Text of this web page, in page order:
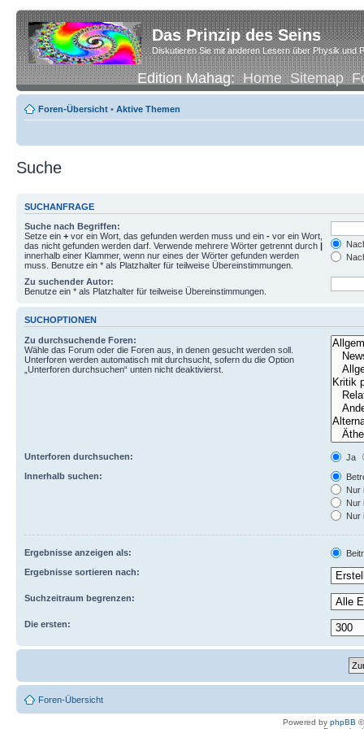
Das Prinzip des Seins
Diskutieren Sie mit anderen Lesern über Physik und
Edition Mahag:Home Sitemap
Foren-Übersicht • Aktive Themen
Suche
SUCHANFRAGE
Suche nach Begriffen:
Setze ein + vor ein Wort, das gefunden werden muss und ein - vor ein Wort,
das nicht gefunden werden darf. Verwende mehrere Wörter getrennt durch |
innerhalb einer Klammer, wenn nur eines der Wörter gefunden werden
muss. Benutze ein * als Platzhalter für teilweise Übereinstimmungen.
Zu suchender Autor:
Benutze ein * als Platzhalter für teilweise Übereinstimmungen.
SUCHOPTIONEN
Zu durchsuchende Foren:
Wähle das Forum oder die Foren aus, in denen gesucht werden soll.
Unterforen werden automatisch mit durchsucht, sofern du die Option
„Unterforen durchsuchen“ unten nicht deaktivierst.
Unterforen durchsuchen:
Ja
Innerhalb suchen:
Nur
Nur
Nur
Ergebnisse anzeigen als:
Ergebnisse sortieren nach:
Suchzeitraum begrenzen:
Die ersten:
Foren-Übersicht
Powered by phpBB